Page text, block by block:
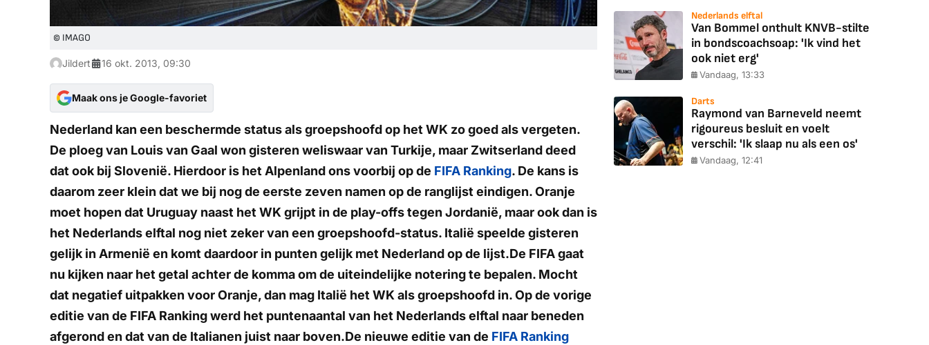
© IMAGO
Jildert 16 okt. 2013, 09:30
Maak ons je Google-favoriet
Nederland kan een beschermde status als groepshoofd op het WK zo goed als vergeten.
De ploeg van Louis van Gaal won gisteren weliswaar van Turkije, maar Zwitserland deed
dat ook bij Slovenië. Hierdoor is het Alpenland ons voorbij op de FIFA Ranking. De kans is
daarom zeer klein dat we bij nog de eerste zeven namen op de ranglijst eindigen. Oranje
moet hopen dat Uruguay naast het WK grijpt in de play-offs tegen Jordanië, maar ook dan is
het Nederlands elftal nog niet zeker van een groepshoofd-status. Italië speelde gisteren
gelijk in Armenië en komt daardoor in punten gelijk met Nederland op de lijst.De FIFA gaat
nu kijken naar het getal achter de komma om de uiteindelijke notering te bepalen. Mocht
dat negatief uitpakken voor Oranje, dan mag Italië het WK als groepshoofd in. Op de vorige
editie van de FIFA Ranking werd het puntenaantal van het Nederlands elftal naar beneden
afgerond en dat van de Italianen juist naar boven.De nieuwe editie van de FIFA Ranking
Nederlands elftal
Van Bommel onthult KNVB-stilte
in bondscoachsoap: 'Ik vind het
ook niet erg'
Vandaag, 13:33
Darts
Raymond van Barneveld neemt
rigoureus besluit en voelt
verschil: 'Ik slaap nu als een os'
Vandaag, 12:41